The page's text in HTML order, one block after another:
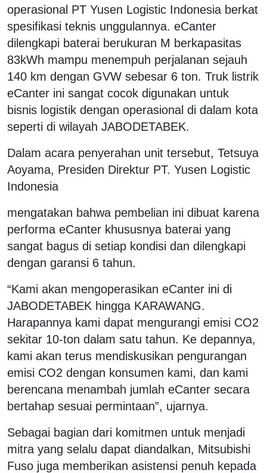
operasional PT Yusen Logistic Indonesia berkat
spesifikasi teknis unggulannya. eCanter
dilengkapi baterai berukuran M berkapasitas
83kWh mampu menempuh perjalanan sejauh
140 km dengan GVW sebesar 6 ton. Truk listrik
eCanter ini sangat cocok digunakan untuk
bisnis logistik dengan operasional di dalam kota
seperti di wilayah JABODETABEK.
Dalam acara penyerahan unit tersebut, Tetsuya
Aoyama, Presiden Direktur PT. Yusen Logistic
Indonesia
mengatakan bahwa pembelian ini dibuat karena
performa eCanter khususnya baterai yang
sangat bagus di setiap kondisi dan dilengkapi
dengan garansi 6 tahun.
“Kami akan mengoperasikan eCanter ini di
JABODETABEK hingga KARAWANG.
Harapannya kami dapat mengurangi emisi CO2
sekitar 10-ton dalam satu tahun. Ke depannya,
kami akan terus mendiskusikan pengurangan
emisi CO2 dengan konsumen kami, dan kami
berencana menambah jumlah eCanter secara
bertahap sesuai permintaan”, ujarnya.
Sebagai bagian dari komitmen untuk menjadi
mitra yang selalu dapat diandalkan, Mitsubishi
Fuso juga memberikan asistensi penuh kepada